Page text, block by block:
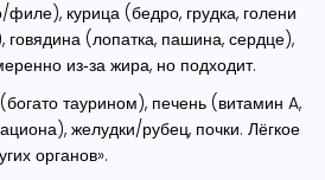
курица (бедро, грудка, голени
говядина (лопатка, пашина, сердце),
из‑за жира, но подходит.
таурином), печень (витамин A,
желудки/рубец, почки. Лёгкое
органов».